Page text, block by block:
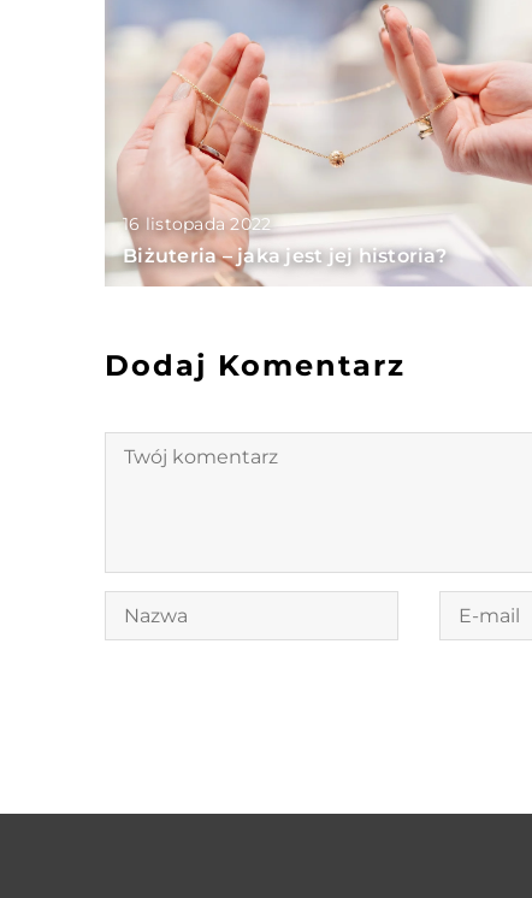
16 listopada 2022
Biżuteria – jaka jest jej historia?
Dodaj Komentarz